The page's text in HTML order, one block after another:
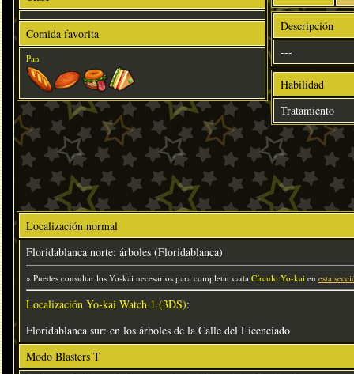
Comida favorita
Pan
Descripción
---
Habilidad
Tratamiento
Localización normal
Floridablanca norte: árboles (Floridablanca)
» Puedes consultar los Yo-kai necesarios para completar cada Círculo Yo-kai en esta
Localización Yo-kai Watch 1 (3DS):
Floridablanca sur: en los árboles de la Calle del Licenciado
Modo Blasters T